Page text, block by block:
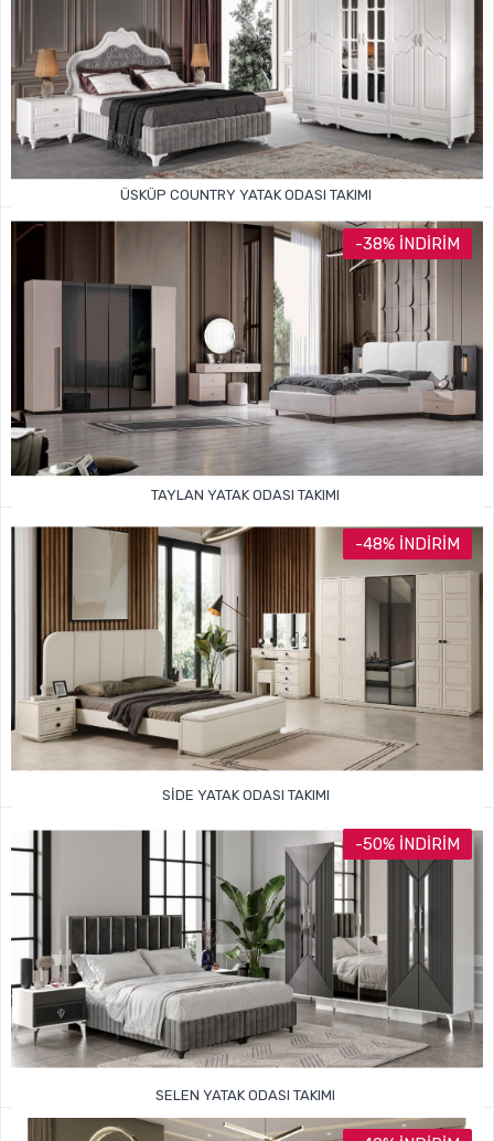
ÜSKÜP COUNTRY YATAK ODASI TAKIMI
105.000TL59.999TL
-38% İNDIRIM
TAYLAN YATAK ODASI TAKIMI
120.000TL74.999TL
-48% İNDIRIM
SIDE YATAK ODASI TAKIMI
105.000TL54.999TL
-50% İNDIRIM
SELEN YATAK ODASI TAKIMI
109.000TL54.999TL